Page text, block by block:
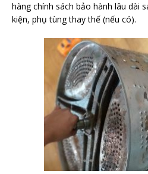
hàng chính sách bảo hành lâu dài
kiện, phụ tùng thay thế (nếu có).